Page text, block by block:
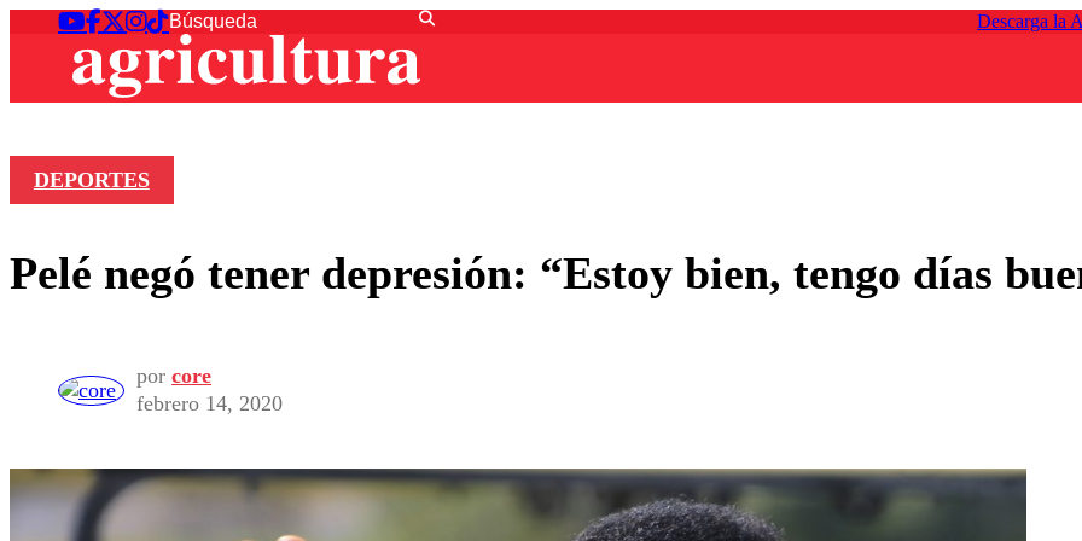
Descarga la
DEPORTES
Pelé negó tener depresión: “Estoy bien, tengo días
por core
febrero 14, 2020